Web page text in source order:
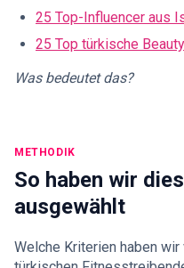
25 Top-Influencer aus
25 Top türkische
Was bedeutet das?
METHODIK
So haben wir
ausgewählt
Welche Kriterien haben